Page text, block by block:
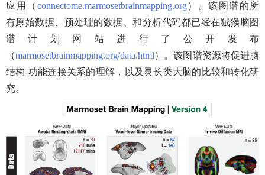
应用（ connectome.marmosetbrainmapping.org）。该图谱的所
有原始数据、预处理的数据、和分析代码都已经在狨猴脑图
谱计划网站进行了公开发布
（marmosetbrainmapping.org/data.html）。该图谱资源将促进脑
结构-功能连接关系的理解，以及灵长类大脑的比较和转化研
究。